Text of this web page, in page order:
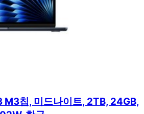
M3칩, 미드나이트, 2TB, 24GB,